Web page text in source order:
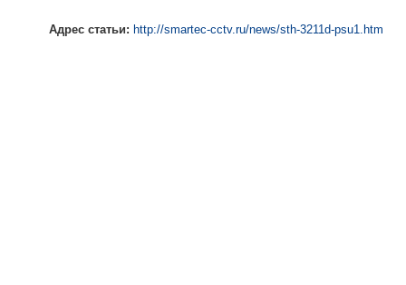
Адрес статьи: http://smartec-cctv.ru/news/sth-3211d-psu1.htm